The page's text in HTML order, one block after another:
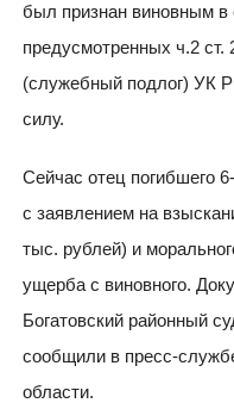
был признан виновным в
предусмотренных ч.2 ст.
(служебный подлог) УК
силу.
Сейчас отец погибшего
с заявлением на
тыс. рублей) и
ущерба с виновного.
Богатовский районный
сообщили в пресс-
области.